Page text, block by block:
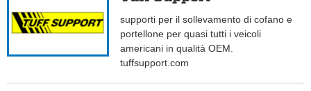
supporti per il sollevamento di cofano e
portellone per quasi tutti i veicoli
americani in qualità OEM.
tuffsupport.com